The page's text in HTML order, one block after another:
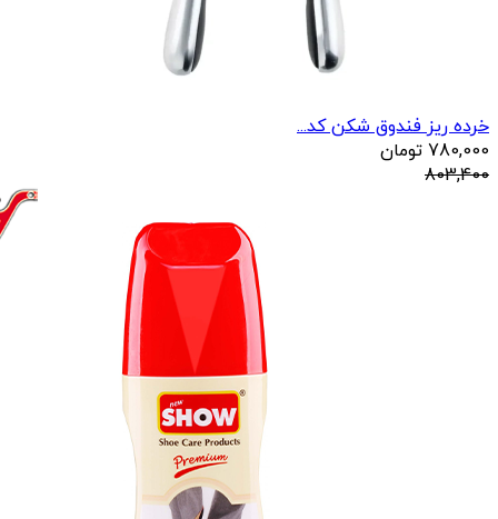
خرده ریز فندوق شکن کد...
780,000 تومان
803,400